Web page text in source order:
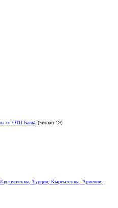
от ОТП Банка (читают 19)
Турции, Кыргызстана, Армении,